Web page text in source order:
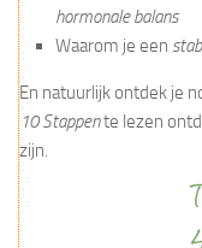
hormonale balans
Waarom je een
En natuurlijk ontdek je
10 Stappente lezen
zijn.